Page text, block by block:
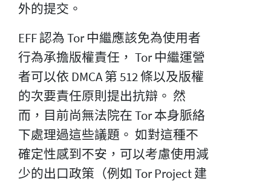
外的提交。
EFF 認為 Tor 中繼應該免為使用者
行為承擔版權責任， Tor 中繼運營
者可以依 DMCA 第 512 條以及版權
的次要責任原則提出抗辯。 然
而，目前尚無法院在 Tor 本身脈絡
下處理過這些議題。 如對這種不
確定性感到不安，可以考慮使用減
少的出口政策（例如 Tor Project 建